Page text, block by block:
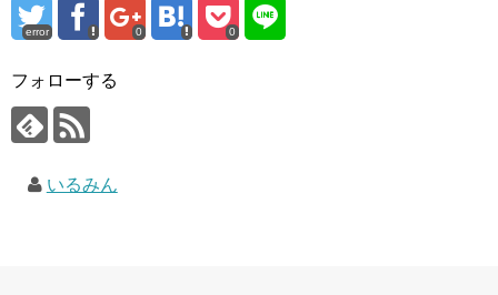
error 0 0
フォローする
いるみん